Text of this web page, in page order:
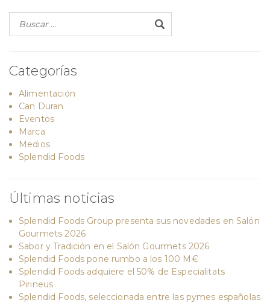
Categorías
Alimentación
Can Duran
Eventos
Marca
Medios
Splendid Foods
Últimas noticias
Splendid Foods Group presenta sus novedades en Salón
Gourmets 2026
Sabor y Tradición en el Salón Gourmets 2026
Splendid Foods pone rumbo a los 100 M€
Splendid Foods adquiere el 50% de Especialitats
Pirineus
Splendid Foods, seleccionada entre las pymes españolas